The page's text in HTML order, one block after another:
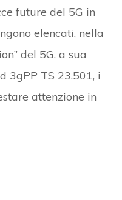
future del 5G in
elencati, nella
del 5G, a sua
3gPP TS 23.501, i
attenzione in